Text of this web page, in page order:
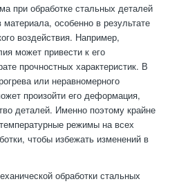
при обработке стальных деталей
особенно в результате
воздействия. Например,
может привести к его
прочностных характеристик. В
или неравномерного
произойти его деформация,
деталей. Именно поэтому крайне
режимы на всех
чтобы избежать изменений в
обработки стальных